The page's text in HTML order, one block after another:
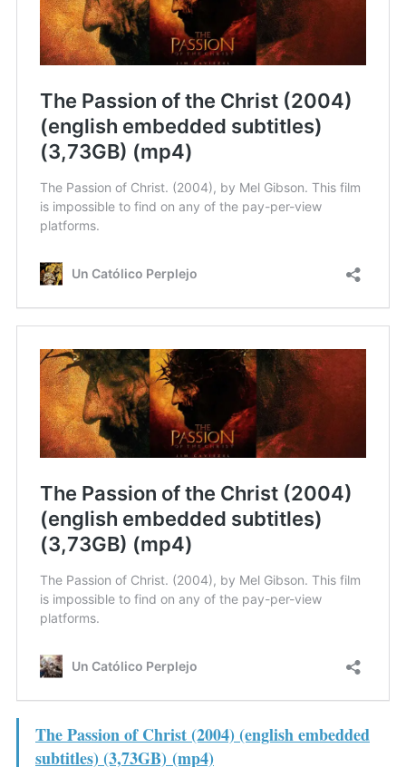
The Passion of Christ (2004) (english embedded
subtitles) (3,73GB) (mp4)